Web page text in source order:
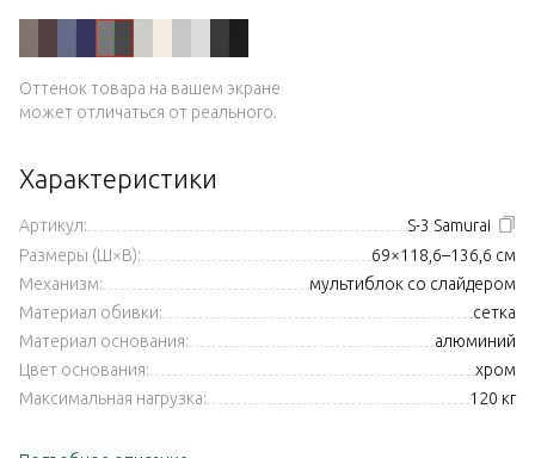
Оттенок товара на вашем экране
может отличаться от реального.
Характеристики
Артикул:
S-3 Samurai
Размеры (Ш×В):
69×118,6–136,6 см
Механизм:
мультиблок со слайдером
Материал обивки:
сетка
Материал основания:
алюминий
Цвет основания:
хром
Максимальная нагрузка:
120 кг